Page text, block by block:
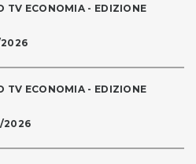
TV ECONOMIA - EDIZIONE
TV ECONOMIA - EDIZIONE
2026